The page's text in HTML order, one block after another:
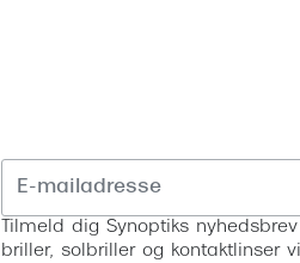
Tilmeld dig Synoptiks
briller, solbriller og kontaktlinser